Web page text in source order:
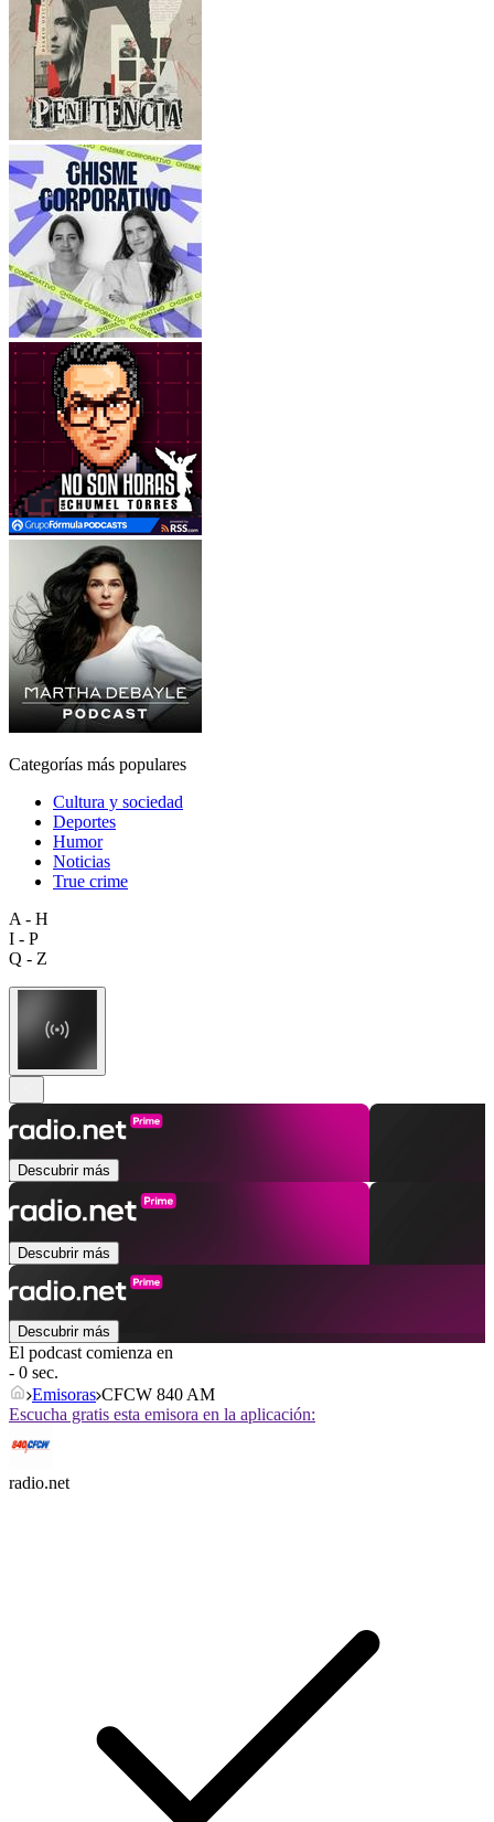
Categorías más populares
Cultura y sociedad
Deportes
Humor
Noticias
True crime
A - H
I - P
Q - Z
Descubrir más
Descubrir más
Descubrir más
El podcast comienza en
- 0 sec.
Emisoras CFCW 840 AM
Escucha gratis esta emisora en la aplicación:
radio.net